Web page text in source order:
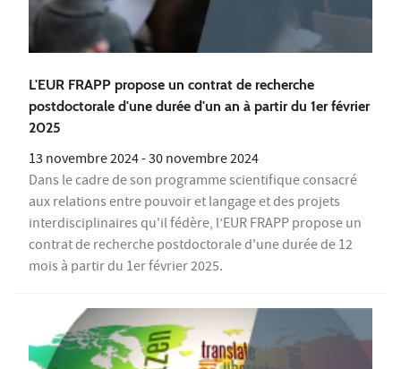
L'EUR FRAPP propose un contrat de recherche
postdoctorale d'une durée d'un an à partir du 1er février
2025
13 novembre 2024-30 novembre 2024
Dans le cadre de son programme scientifique consacré
aux relations entre pouvoir et langage et des projets
interdisciplinaires qu'il fédère, l’EUR FRAPP propose un
contrat de recherche postdoctorale d'une durée de 12
mois à partir du 1er février 2025.